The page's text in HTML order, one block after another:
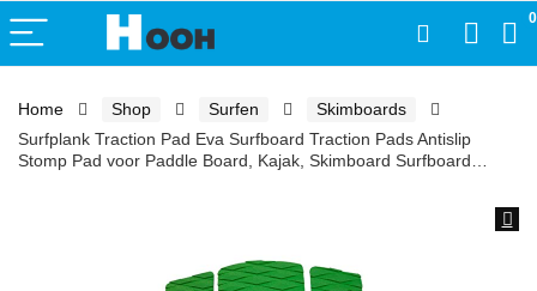
0
Home Shop Surfen
Skimboards
Surfplank Traction Pad Eva Surfboard Traction Pads Antislip
Stomp Pad voor Paddle Board, Kajak, Skimboard Surfboard…